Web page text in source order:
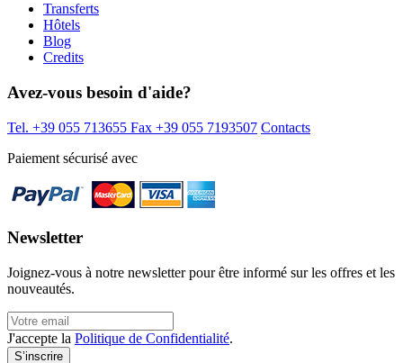
Transferts
Hôtels
Blog
Credits
Avez-vous besoin d'aide?
Tel. +39 055 713655 Fax +39 055 7193507 Contacts
Paiement sécurisé avec
Newsletter
Joignez-vous à notre newsletter pour être informé sur les offres et les
nouveautés.
J'accepte la Politique de Confidentialité.